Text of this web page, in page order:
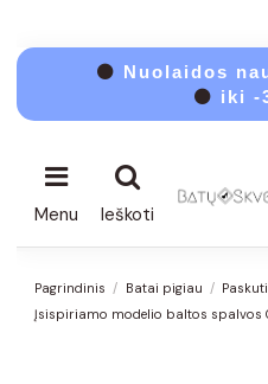
⚫ Nuolaidos
⚫ iki -
Menu Ieškoti
Pagrindinis Batai pigiau
Įsispiriamo modelio baltos spalvos